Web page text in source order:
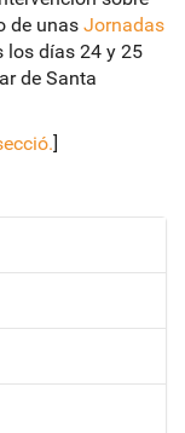
de unas Jornadas
los días 24 y 25
de Santa
]